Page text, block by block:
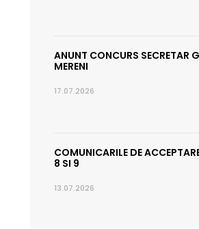
ANUNT CONCURS SECRETAR
MERENI
17.07.2026
COMUNICARILE DE
8 SI 9
13.07.2026